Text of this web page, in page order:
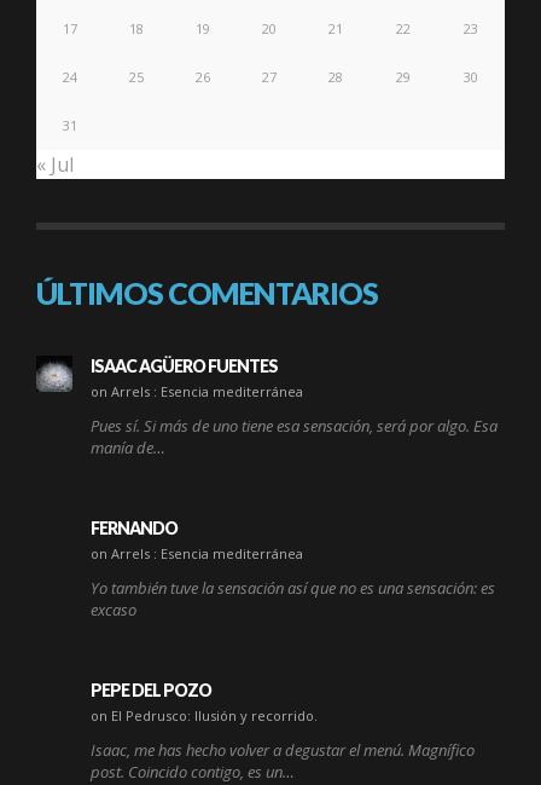
17 18 19 20 21 22 23
24 25 26 27 28 29 30
31
« Jul
ÚLTIMOS COMENTARIOS
ISAAC AGÜERO FUENTES
on Arrels : Esencia mediterránea
Pues sí. Si más de uno tiene esa sensación, será por algo. Esa
manía de…
FERNANDO
on Arrels : Esencia mediterránea
Yo también tuve la sensación así que no es una sensación: es
excaso
PEPE DEL POZO
on El Pedrusco: Ilusión y recorrido.
Isaac, me has hecho volver a degustar el menú. Magnífico
post. Coincido contigo, es un…